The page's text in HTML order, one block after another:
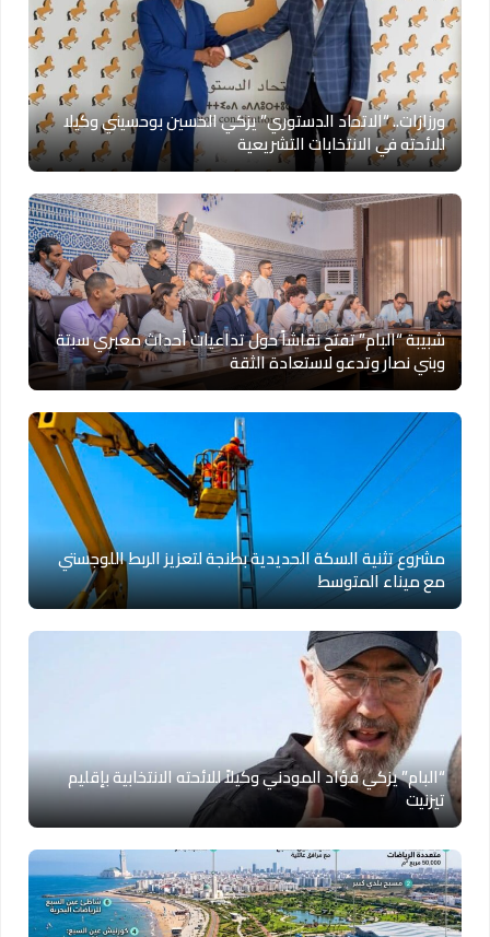
ورزازات.. “الاتحاد الدستوري” يزكي الحسين بوحسيني وكيلا
للائحته في الانتخابات التشريعية
شبيبة “البام” تفتح نقاشاً حول تداعيات أحداث معبري سبتة
وبني نصار وتدعو لاستعادة الثقة
مشروع تثنية السكة الحديدية بطنجة لتعزيز الربط اللوجستي
مع ميناء المتوسط
“البام” يزكي فؤاد المودني وكيلاً للائحته الانتخابية بإقليم
تيزنيت